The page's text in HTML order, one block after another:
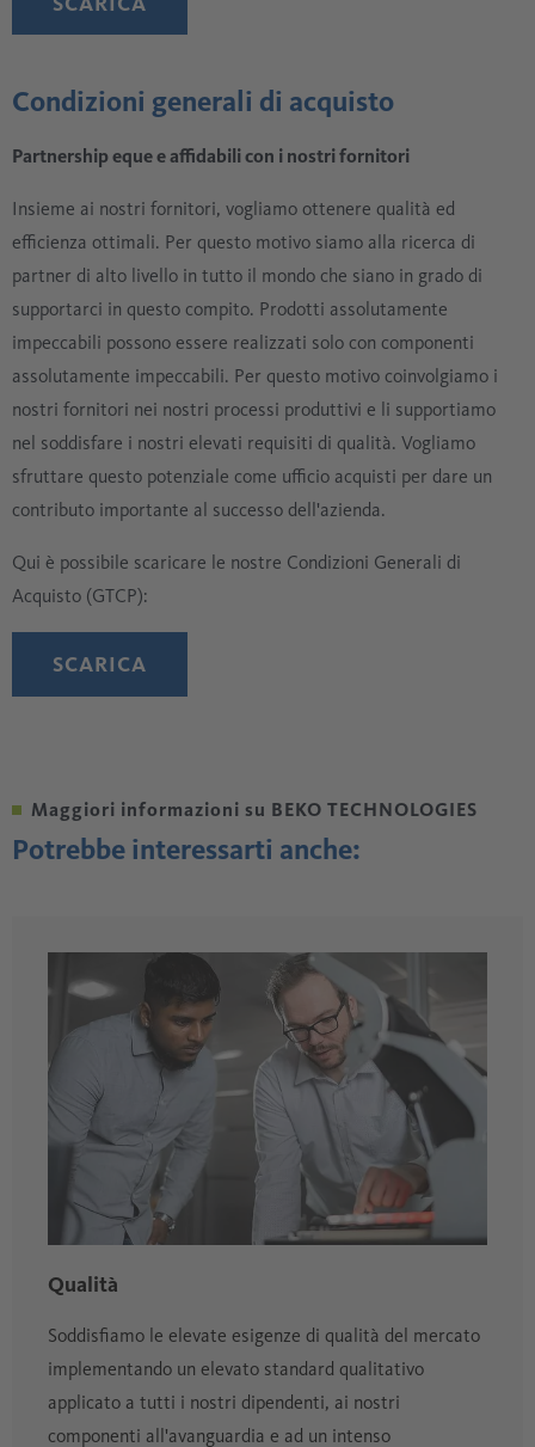
Condizioni generali di acquisto
Partnership eque e affidabili con i nostri fornitori
Insieme ai nostri fornitori, vogliamo ottenere qualità ed
efficienza ottimali. Per questo motivo siamo alla ricerca di
partner di alto livello in tutto il mondo che siano in grado di
supportarci in questo compito. Prodotti assolutamente
impeccabili possono essere realizzati solo con componenti
assolutamente impeccabili. Per questo motivo coinvolgiamo i
nostri fornitori nei nostri processi produttivi e li supportiamo
nel soddisfare i nostri elevati requisiti di qualità. Vogliamo
sfruttare questo potenziale come ufficio acquisti per dare un
contributo importante al successo dell'azienda.
Qui è possibile scaricare le nostre Condizioni Generali di
Acquisto (GTCP):
SCARICA
Maggiori informazioni su BEKO TECHNOLOGIES
Potrebbe interessarti anche:
Qualità
Soddisfiamo le elevate esigenze di qualità del mercato
implementando un elevato standard qualitativo
applicato a tutti i nostri dipendenti, ai nostri
componenti all'avanguardia e ad un intenso